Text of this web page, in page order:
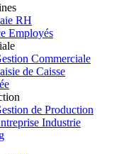
RH
Employés
Commerciale
de Caisse
de Production
Industrie